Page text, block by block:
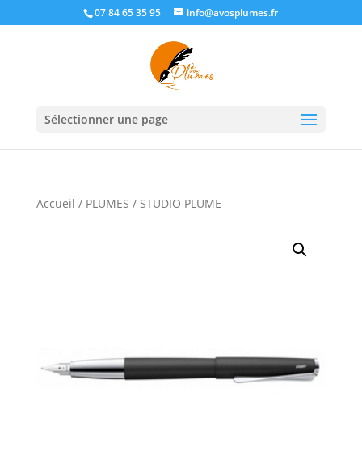
07 84 65 35 95 info@avosplumes.fr
Sélectionner une page
Accueil / PLUMES / STUDIO PLUME